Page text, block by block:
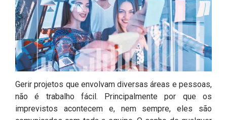
Gerir projetos que envolvam diversas áreas e pessoas,
não é trabalho fácil. Principalmente por que os
imprevistos acontecem e, nem sempre, eles são